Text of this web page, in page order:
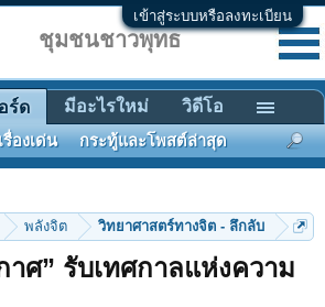
เข้าสู่ระบบหรือลงทะเบียน
พลังจิต วิทยาศาสตร์ทางจิต - ลึกลับ
ศ” รับเทศกาลแห่งความ
ชุมชนชาวพุทธ
ร์ด
รื่องเด่น กระทู้และโพสต์ล่าสุด
มีอะไรใหม่ วิดีโอ